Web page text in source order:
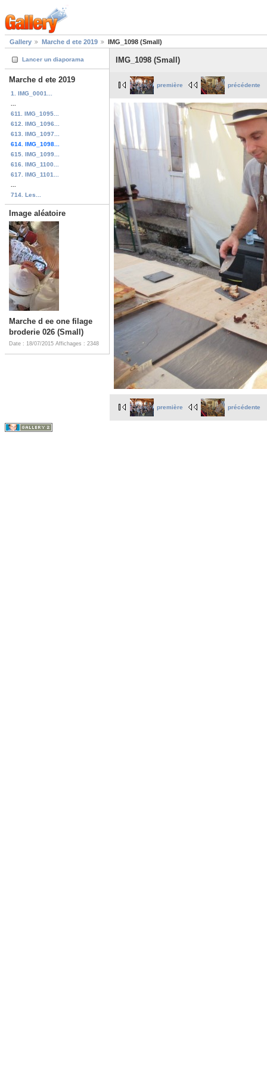
Gallery Marche d ete 2019 IMG_1098 (Small)
Lancer un diaporama
Marche d ete 2019
1. IMG_0001...
611. IMG_1095...
612. IMG_1096...
613. IMG_1097...
614. IMG_1098...
615. IMG_1099...
616. IMG_1100...
617. IMG_1101...
714. Les...
Image aléatoire
Marche d ee one filage
broderie 026 (Small)
Date : 18/07/2015 Affichages : 2348
IMG_1098 (Small)
première précédente
première précédente